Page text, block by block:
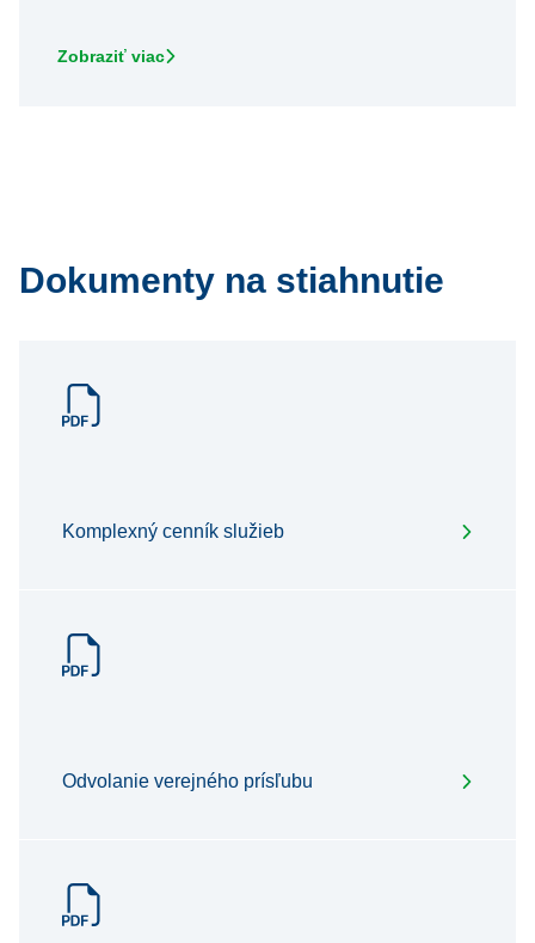
Zobraziť viac
Dokumenty na stiahnutie
Komplexný cenník služieb
Odvolanie verejného prísľubu